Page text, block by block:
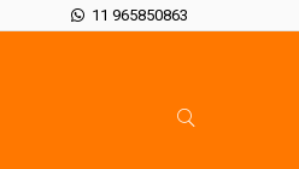
11 965850863